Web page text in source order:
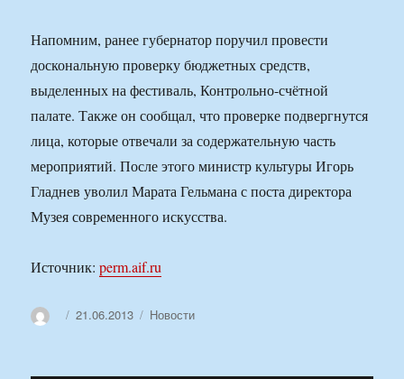
Напомним, ранее губернатор поручил провести
доскональную проверку бюджетных средств,
выделенных на фестиваль, Контрольно-счётной
палате. Также он сообщал, что проверке подвергнутся
лица, которые отвечали за содержательную часть
мероприятий. После этого министр культуры Игорь
Гладнев уволил Марата Гельмана с поста директора
Музея современного искусства.
Источник:perm.aif.ru
АвторОпубликовано
21.06.2013 Рубрики
Новости